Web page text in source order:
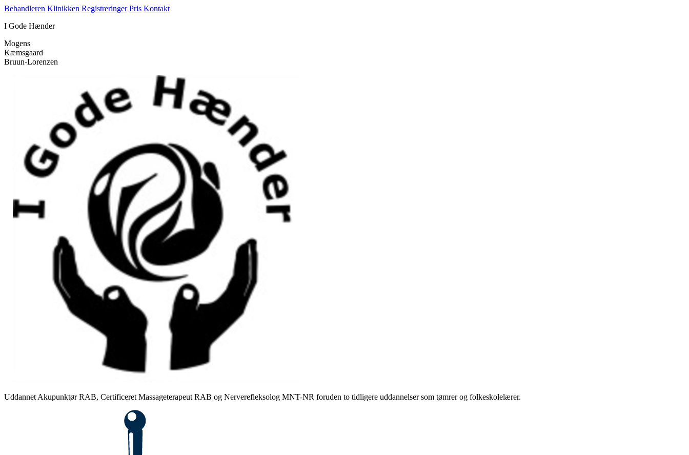
Behandleren Klinikken Registreringer Pris Kontakt
I Gode Hænder
Mogens
Kæmsgaard
Bruun-Lorenzen
Uddannet Akupunktør RAB, Certificeret Massageterapeut RAB og Nerverefleksolog MNT-NR foruden to tidligere uddannelser som tømrer og folkeskolelærer.